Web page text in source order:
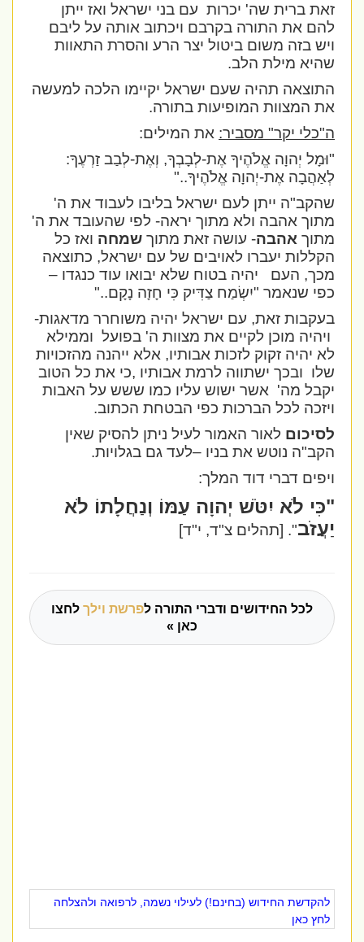
זאת ברית שה' יכרות עם בני ישראל ואז ייתן
להם את התורה בקרבם ויכתוב אותה על ליבם
ויש בזה משום ביטול יצר הרע והסרת התאוות
שהיא מילת הלב.
התוצאה תהיה שעם ישראל יקיימו הלכה למעשה
את המצוות המופיעות בתורה.
ה"כלי יקר" מסביר:את המילים:
"וּמָל יְהוָה אֱלֹהֶיךָ אֶת-לְבָבְךָ, וְאֶת-לְבַב זַרְעֶךָ:
לְאַהֲבָה אֶת-יְהוָה אֱלֹהֶיךָ.."
שהקב"ה ייתן לעם ישראל בליבו לעבוד את ה'
מתוך אהבה ולא מתוך יראה- לפי שהעובד את ה'
מתוךאהבה- עושה זאת מתוךשמחהואז כל
הקללות יעברו לאויבים של עם ישראל, כתוצאה
מכך, העם
יהיה בטוח שלא יבואו עוד כנגדו –
כפי שנאמר"יִשְׂמַח צַדִּיק כִּי חָזָה נָקָם.."
בעקבות זאת, עם ישראל יהיה משוחרר מדאגות-
ויהיה מוכן לקיים את מצוות ה' בפועל וממילא
לא יהיה זקוק לזכות אבותיו, אלא ייהנה מהזכויות
שלו ובכך ישתווה לרמת אבותיו ,כי את כל הטוב
יקבל מה' אשר ישוש עליו כמו ששש על האבות
ויזכה לכל הברכות כפי הבטחת הכתוב.
לסיכוםלאור האמור לעיל ניתן להסיק שאין
הקב"ה נוטש את בניו –לעד גם בגלויות.
ויפים דברי דוד המלך:
"כִּי לֹא יִטֹּשׁ יְהוָה עַמּוֹ וְנַחֲלָתוֹ לֹא
יַעֲזֹב".[תהלים צ"ד, י"ד]
לכל החידושים ודברי התורה לפרשת וילךלחצו
כאן »
להקדשת החידוש (בחינם!) לעילוי נשמה, לרפואה ולהצלחה
לחץ כאן